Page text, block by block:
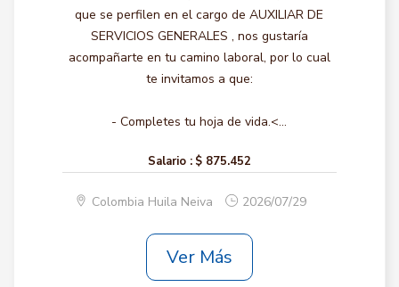
que se perfilen en el cargo de AUXILIAR DE
SERVICIOS GENERALES , nos gustaría
acompañarte en tu camino laboral, por lo cual
te invitamos a que:
- Completes tu hoja de vida.<...
Salario : $ 875.452
Colombia Huila Neiva 2026/07/29
Ver Más